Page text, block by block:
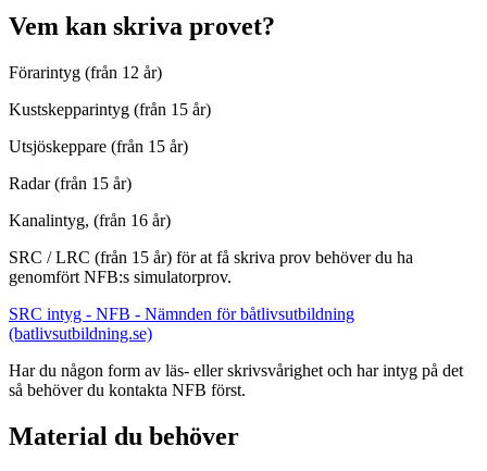
Vem kan skriva provet?
Förarintyg (från 12 år)
Kustskepparintyg (från 15 år)
Utsjöskeppare (från 15 år)
Radar (från 15 år)
Kanalintyg, (från 16 år)
SRC / LRC (från 15 år) för at få skriva prov behöver du ha
genomfört NFB:s simulatorprov.
SRC intyg - NFB - Nämnden för båtlivsutbildning
(batlivsutbildning.se)
Har du någon form av läs- eller skrivsvårighet och har intyg på det
så behöver du kontakta NFB först.
Material du behöver